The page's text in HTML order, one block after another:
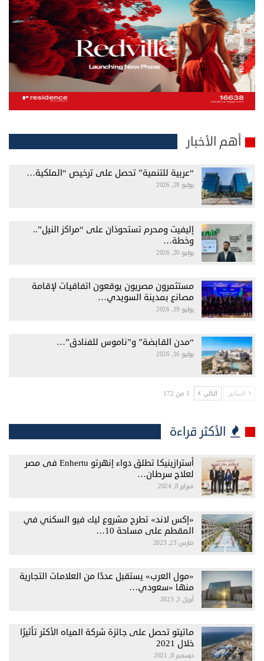
أهم الأخبار
“عربية للتنمية” تحصل على ترخيص “الملكية…
يوليو 28, 2026
إليفيت ومحرم تستحوذان على “مراكز النيل”..
وخطة…
يوليو 20, 2026
مستثمرون مصريون يوقعون اتفاقيات لإقامة
مصانع بمدينة السويدي…
يوليو 19, 2026
“مدن القابضة” و”ناموس للفنادق”…
يوليو 16, 2026
السابق التالي 1 من 172
الأكثر قراءة
أسترازينيكا تطلق دواء إنهرتو Enhertu فى مصر
لعلاج سرطان…
فبراير 8, 2024
«إكس لاند» تطرح مشروع ليك فيو السكني في
المقطم على مساحة 10…
مارس 23, 2023
«مول العرب» يستقبل عددًا من العلامات التجارية
منها «سعودي…
أبريل 3, 2023
ماتيتو تحصل على جائزة شركة المياه الأكثر تأثيرًا
خلال 2021
ديسمبر 8, 2021